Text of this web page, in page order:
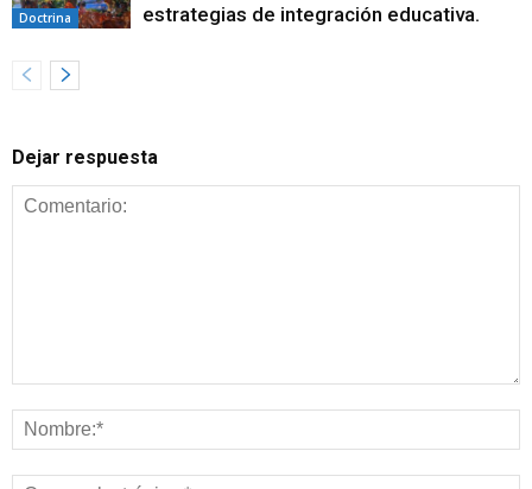
Doctrina
estrategias de integración educativa.
Dejar respuesta